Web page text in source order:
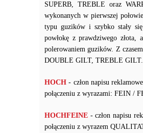
SUPERB, TREBLE oraz
wykonanych w pierwszej
typu guzików i szybko stały
powłokę z prawdziwego złota,
polerowaniem guzików. Z
DOUBLE GILT, TREBLE GILT.
HOCH - człon napisu
połączeniu z wyrazami: FEIN
HOCHFEINE - człon napisu
połączeniu z wyrazem